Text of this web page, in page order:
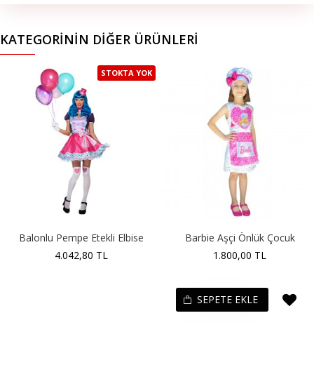
KATEGORININ DIĞER ÜRÜNLERI
STOKTA YOK
Balonlu Pempe Etekli Elbise
4.042,80 TL
Barbie Aşçi Önlük Çocuk
1.800,00 TL
SEPETE EKLE